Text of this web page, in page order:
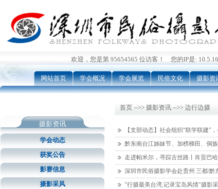
欢迎，您是第 95654565 位访客！ 您的IP是:
网站首页 学会概况 学会展览 民俗文化 摄影资
摄影资讯
学会动态
获奖公告
影赛信息
摄影采风
首页 -->> 摄影资讯 -->> 边行边摄
【支部动态】社会组织“联学联建”
黔东南台江姊妹节、加榜梯田、侗
走进帕米尔，寻踪古丝路丨肖贡巴
深圳市民俗摄影学会赴贵州 三都/
"行摄最美台湾,记录宝岛风情"摄影